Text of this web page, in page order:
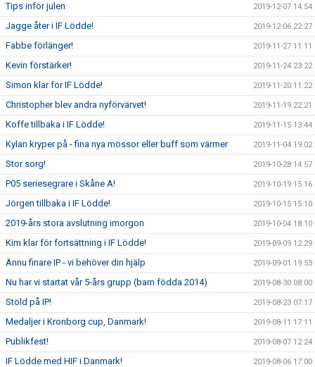
Tips inför julen 2019-12-07 14:54
Jagge åter i IF Lödde! 2019-12-06 22:27
Fabbe förlänger! 2019-11-27 11:11
Kevin förstärker! 2019-11-24 23:22
Simon klar för IF Lödde! 2019-11-20 11:22
Christopher blev andra nyförvärvet! 2019-11-19 22:21
Koffe tillbaka i IF Lödde! 2019-11-15 13:44
Kylan kryper på - fina nya mössor eller buff som värmer 2019-11-04 19:02
Stor sorg! 2019-10-28 14:57
P05 seriesegrare i Skåne A! 2019-10-19 15:16
Jörgen tillbaka i IF Lödde! 2019-10-15 15:10
2019-års stora avslutning imorgon 2019-10-04 18:10
Kim klar för fortsättning i IF Lödde! 2019-09-09 12:29
Ännu finare IP - vi behöver din hjälp 2019-09-01 19:53
Nu har vi startat vår 5-års grupp (barn födda 2014) 2019-08-30 08:00
Stöld på IP! 2019-08-23 07:17
Medaljer i Kronborg cup, Danmark! 2019-08-11 17:11
Publikfest! 2019-08-07 12:24
IF Lödde med HIF i Danmark! 2019-08-06 17:00